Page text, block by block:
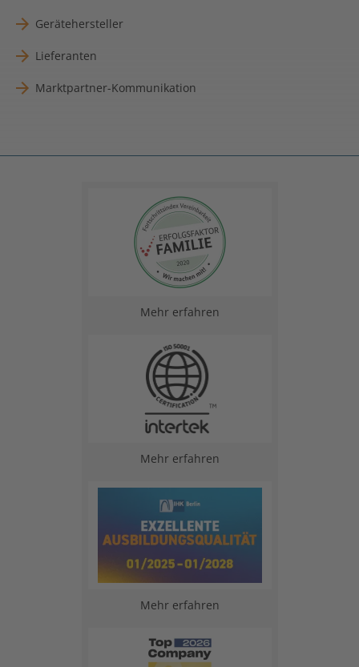
Gerätehersteller
Lieferanten
Marktpartner-Kommunikation
Mehr erfahren
Mehr erfahren
Mehr erfahren